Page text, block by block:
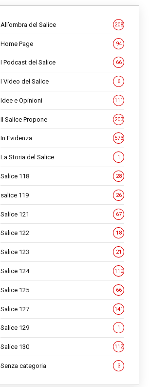
All’ombra del Salice 208
Home Page 94
I Podcast del Salice 66
I Video del Salice 6
Idee e Opinioni 111
Il Salice Propone 203
In Evidenza 573
La Storia del Salice 1
Salice 118 28
salice 119 26
Salice 121 67
Salice 122 18
Salice 123 21
Salice 124 110
Salice 125 66
Salice 127 141
Salice 129 1
Salice 130 112
Senza categoria 3